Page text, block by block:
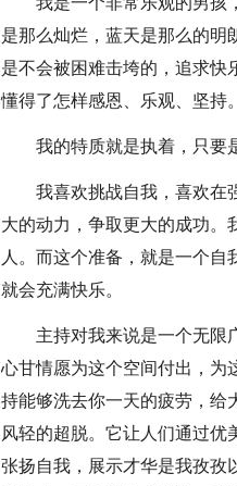
是那么灿烂，蓝天是那么的明
是不会被困难击垮的，追求快
懂得了怎样感恩、乐观、坚持。
我的特质就是执着，只要
我喜欢挑战自我，喜欢在
大的动力，争取更大的成功。
人。而这个准备，就是一个
就会充满快乐。
主持对我来说是一个无限
心甘情愿为这个空间付出，为
持能够洗去你一天的疲劳，给
风轻的超脱。它让人们通过优
张扬自我，展示才华是我孜孜